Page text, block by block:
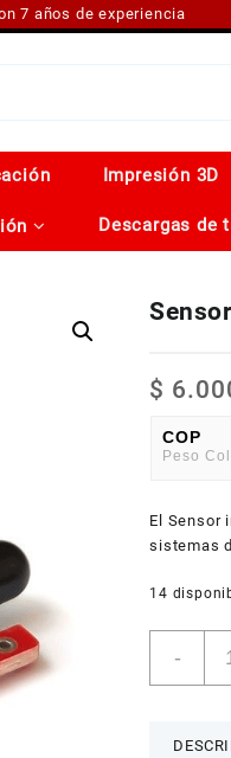
7 años de experiencia
Impresión 3D
Descargas de
$
COP
El Sensor
sistemas
14
-